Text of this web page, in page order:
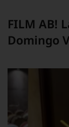
FILM AB!
Domingo